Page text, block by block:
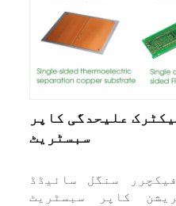
علیحدگی کاپر
سبسٹریٹ
سنگل سائیڈڈ
سبسٹریٹ